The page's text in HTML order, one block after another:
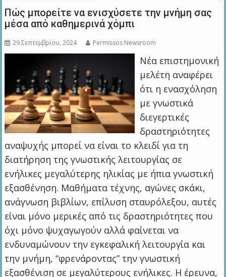
Πώς μπορείτε να ενισχύσετε την μνήμη σας
μέσα από καθημερινά χόμπι
29 Σεπτεμβρίου, 2024 Permissos Newsroom
Νέα επιστημονική
μελέτη αναφέρει
ότι η ενασχόληση
με γνωστικά
διεγερτικές
δραστηριότητες
αναψυχής μπορεί να είναι το κλειδί για τη
διατήρηση της γνωστικής λειτουργίας σε
ενήλικες μεγαλύτερης ηλικίας με ήπια γνωστική
εξασθένηση. Μαθήματα τέχνης, αγώνες σκάκι,
ανάγνωση βιβλίων, επίλυση σταυρόλεξου, αυτές
είναι μόνο μερικές από τις δραστηριότητες που
όχι μόνο ψυχαγωγούν αλλά φαίνεται να
ενδυναμώνουν την εγκεφαλική λειτουργία και
την μνήμη, “φρενάροντας” την γνωστική
εξασθένιση σε μεγαλύτερους ενήλικες. Η έρευνα,